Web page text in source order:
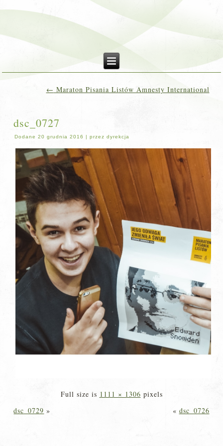
← Maraton Pisania Listów Amnesty International
dsc_0727
Dodane 20 grudnia 2016 |przez dyrekcja
Full size is 1111 × 1306 pixels
dsc_0729 » « dsc_0726